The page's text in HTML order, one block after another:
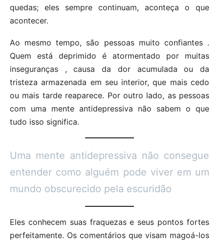
quedas; eles sempre continuam, aconteça o que
acontecer.
Ao mesmo tempo, são pessoas muito confiantes .
Quem está deprimido é atormentado por muitas
inseguranças , causa da dor acumulada ou da
tristeza armazenada em seu interior, que mais cedo
ou mais tarde reaparece. Por outro lado, as pessoas
com uma mente antidepressiva não sabem o que
tudo isso significa.
Uma mente antidepressiva não consegue
entender como alguém pode viver em um
mundo obscurecido pela escuridão
Eles conhecem suas fraquezas e seus pontos fortes
perfeitamente. Os comentários que visam magoá-los